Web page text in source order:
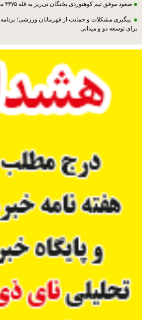
صعود موفق تیم کوهنوردی بختگان نی‌ریز به قله ۴۳۷۵ متری لاله‌زار کرمان
پیگیری مشکلات و حمایت از قهرمانان ورزشی؛
برای توسعه دو و میدانی